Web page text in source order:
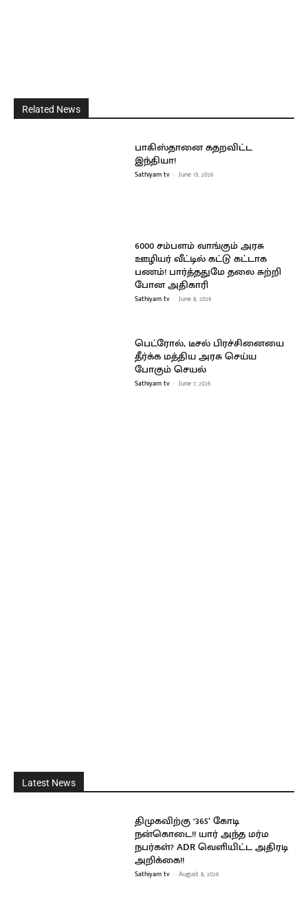
Related News
பாகிஸ்தானை கதறவிட்ட
இந்தியா!
Sathiyam tv - June 19, 2026
6000 சம்பளம் வாங்கும் அரசு
ஊழியர் வீட்டில் கட்டு கட்டாக
பணம்! பார்த்ததுமே தலை சுற்றி
போன அதிகாரி
Sathiyam tv - June 8, 2026
பெட்ரோல், டீசல் பிரச்சினையை
தீர்க்க மத்திய அரசு செய்ய
போகும் செயல்
Sathiyam tv - June 7, 2026
Latest News
திமுகவிற்கு ‘365’ கோடி
நன்கொடை!! யார் அந்த மர்ம
நபர்கள்? ADR வெளியிட்ட அதிரடி
அறிக்கை!!
Sathiyam tv - August 8, 2026